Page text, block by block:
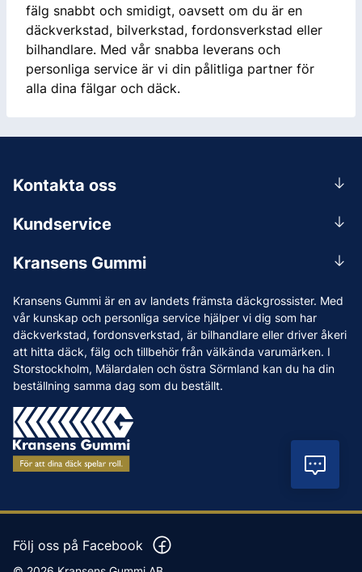
fälg snabbt och smidigt, oavsett om du är en
däckverkstad, bilverkstad, fordonsverkstad eller
bilhandlare. Med vår snabba leverans och
personliga service är vi din pålitliga partner för
alla dina fälgar och däck.
Kransens Gummi är en av landets främsta däckgrossister. Med
vår kunskap och personliga service hjälper vi dig som har
däckverkstad, fordonsverkstad, är bilhandlare eller driver åkeri
att hitta däck, fälg och tillbehör från välkända varumärken. I
Storstockholm, Mälardalen och östra Sörmland kan du ha din
beställning samma dag som du beställt.
Kundservice
Leverans
Reklamation & återköp
Betalning & faktura
Köpvillkor
Vanliga frågor och svar
Kransens Gummi
Vi som jobbar på Kransens Gummi
Jobba hos oss
Nyheter
Tips & Råd
Varumärken
Våra Verkstäder
Press
Kontakta oss
0156-409 00
Mån-Tors 07.30-16:30, Fre 07.30-15.00.
Lunchstängt 12:00-12:30
Följ oss på Facebook